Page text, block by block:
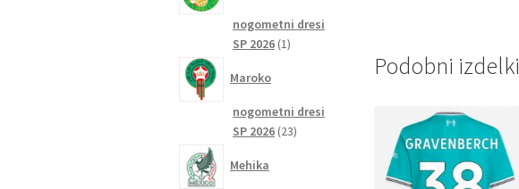
Podobni izdelki
nogometni dresi
SP 2026 11
Maroko
nogometni dresi
SP 2026 2323
Mehika